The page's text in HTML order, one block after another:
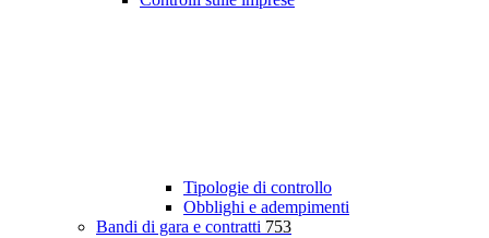
Tipologie di controllo
Obblighi e adempimenti
Bandi di gara e contratti 753